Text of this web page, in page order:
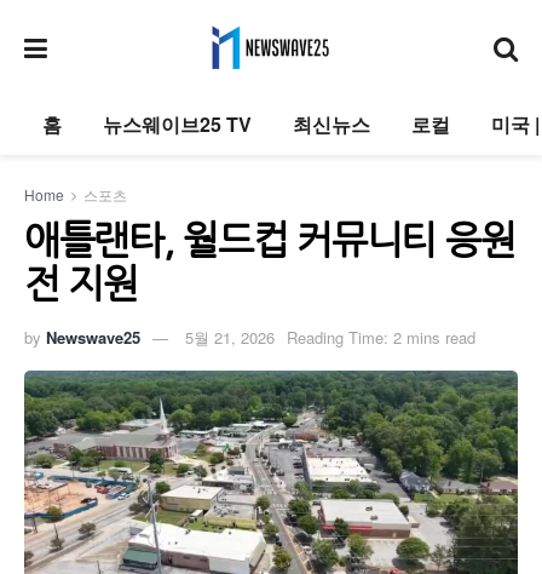
홈 뉴스웨이브25 TV 최신뉴스 로컬 미국
Home 스포츠
애틀랜타, 월드컵 커뮤니티 응원
전 지원
by Newswave25 5월 21, 2026 Reading Time: 2 mins read